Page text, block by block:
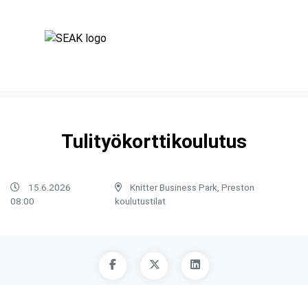
Tulityökorttikoulutus
15.6.2026
08:00
Knitter Business Park, Preston
koulutustilat